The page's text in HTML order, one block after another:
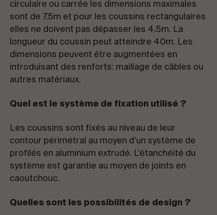
circulaire ou carrée les dimensions maximales
sont de 7.5m et pour les coussins rectangulaires
elles ne doivent pas dépasser les 4.5m. La
longueur du coussin peut atteindre 40m. Les
dimensions peuvent être augmentées en
introduisant des renforts: maillage de câbles ou
autres matériaux.
Quel est le système de fixation utilisé ?
Les coussins sont fixés au niveau de leur
contour périmétral au moyen d’un système de
profilés en aluminium extrudé. L’étanchéité du
système est garantie au moyen de joints en
caoutchouc.
Quelles sont les possibilités de design ?